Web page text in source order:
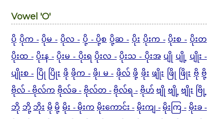
Vowel 'O'
ပို ပိုက - ပိုမ - ပိုလ - ပို့ - ပို့စ ပို့ဆ - ပိုး ပိုးက - ပိုးစ - ပိုးတ
ပိုးထ - ပိုးန - ပိုးမ - ပိုးရ ပိုးလ - ပိုးသ - ပိုးအ ပျို ပျို့ ပျိုး -
ပျိုးစ - ပြို ပြိုး ဖို ဖိုက - ဖို၊ မ - ဖိုလ် ဖို့ ဖိုး ဖျိုး ဖြို ဖြိုး ဗို ဗို့
ဗိုလ် - ဗိုလ်က ဗိုလ်ခ - ဗိုလ်တ - ဗိုလ်ရ - ဗိုဟ် ဗျို ဗျို့ ဗျိုး ဗြို့
ဘို ဘို့ ဘိုး မို မို့ မိုး - မိုးက မိုးကောင်း - မိုးကျ - မိုးကြ - မိုးခ -